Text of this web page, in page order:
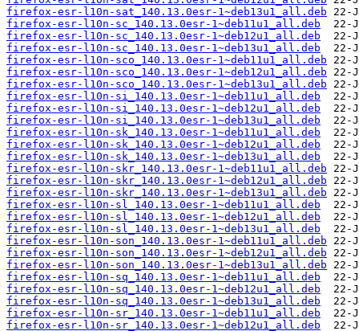
firefox-esr-l10n-sat_140.13.0esr-1~deb13u1_all.deb
firefox-esr-l10n-sc_140.13.0esr-1~deb11u1_all.deb
firefox-esr-l10n-sc_140.13.0esr-1~deb12u1_all.deb
firefox-esr-l10n-sc_140.13.0esr-1~deb13u1_all.deb
firefox-esr-l10n-sco_140.13.0esr-1~deb11u1_all.deb
firefox-esr-l10n-sco_140.13.0esr-1~deb12u1_all.deb
firefox-esr-l10n-sco_140.13.0esr-1~deb13u1_all.deb
firefox-esr-l10n-si_140.13.0esr-1~deb11u1_all.deb
firefox-esr-l10n-si_140.13.0esr-1~deb12u1_all.deb
firefox-esr-l10n-si_140.13.0esr-1~deb13u1_all.deb
firefox-esr-l10n-sk_140.13.0esr-1~deb11u1_all.deb
firefox-esr-l10n-sk_140.13.0esr-1~deb12u1_all.deb
firefox-esr-l10n-sk_140.13.0esr-1~deb13u1_all.deb
firefox-esr-l10n-skr_140.13.0esr-1~deb11u1_all.deb
firefox-esr-l10n-skr_140.13.0esr-1~deb12u1_all.deb
firefox-esr-l10n-skr_140.13.0esr-1~deb13u1_all.deb
firefox-esr-l10n-sl_140.13.0esr-1~deb11u1_all.deb
firefox-esr-l10n-sl_140.13.0esr-1~deb12u1_all.deb
firefox-esr-l10n-sl_140.13.0esr-1~deb13u1_all.deb
firefox-esr-l10n-son_140.13.0esr-1~deb11u1_all.deb
firefox-esr-l10n-son_140.13.0esr-1~deb12u1_all.deb
firefox-esr-l10n-son_140.13.0esr-1~deb13u1_all.deb
firefox-esr-l10n-sq_140.13.0esr-1~deb11u1_all.deb
firefox-esr-l10n-sq_140.13.0esr-1~deb12u1_all.deb
firefox-esr-l10n-sq_140.13.0esr-1~deb13u1_all.deb
firefox-esr-l10n-sr_140.13.0esr-1~deb11u1_all.deb
firefox-esr-l10n-sr_140.13.0esr-1~deb12u1_all.deb